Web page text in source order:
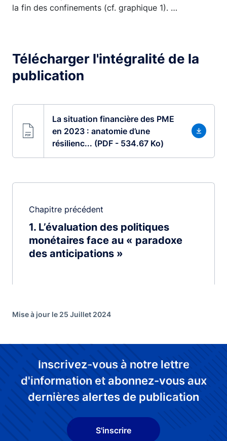
la fin des confinements (cf. graphique 1). …
Télécharger l'intégralité de la
publication
La situation financière des PME
en 2023 : anatomie d’une
résilienc... (PDF - 534.67 Ko)
Chapitre précédent
1 L’évaluation des politiques
monétaires face au « paradoxe
des anticipations »
Mise à jour le 25 Juillet 2024
Inscrivez-vous à notre lettre
d'information et abonnez-vous aux
dernières alertes de publication
S'inscrire